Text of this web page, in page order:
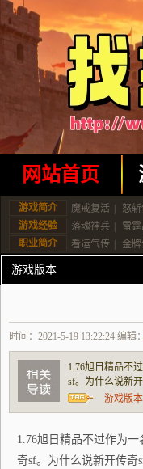
网站首页
游戏简介 魔戒复活 怒
游戏经验
落魂神兵 雷
职业简介
看运气传 金牌
游戏版本
时间：2021-5-19 13:22:24 编辑：
1.76旭日精品不
sf。为什么说新
了不少，会做出
透视新超变是散
游戏版本
1.76旭日精品不过作为
奇sf。为什么说新开传